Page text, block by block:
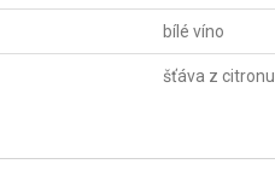
bílé víno
šťáva z citronu